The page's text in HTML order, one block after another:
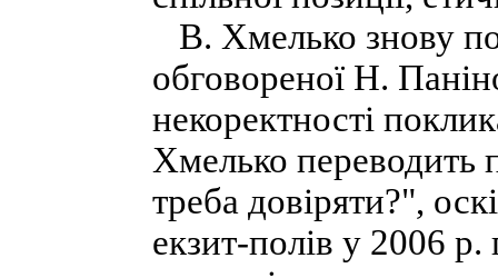
В. Хмелько знову
обговореної Н.
некоректності
Хмелько
треба довіряти?",
екзит-полів у 2006